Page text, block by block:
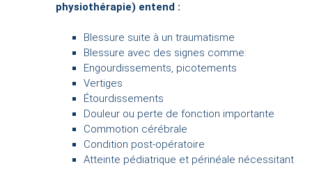
physiothérapie) entend :
Blessure suite à un traumatisme
Blessure avec des signes comme:
Engourdissements, picotements
Vertiges
Étourdissements
Douleur ou perte de fonction importante
Commotion cérébrale
Condition post-opératoire
Atteinte pédiatrique et périnéale nécessitant